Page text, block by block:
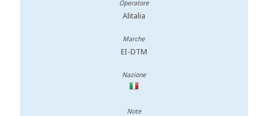
Alitalia
EI-DTM